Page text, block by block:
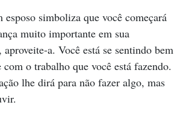
esposo simboliza que você começará
muito importante em sua
aproveite-a. Você está se sentindo bem
o trabalho que você está fazendo.
lhe dirá para não fazer algo, mas